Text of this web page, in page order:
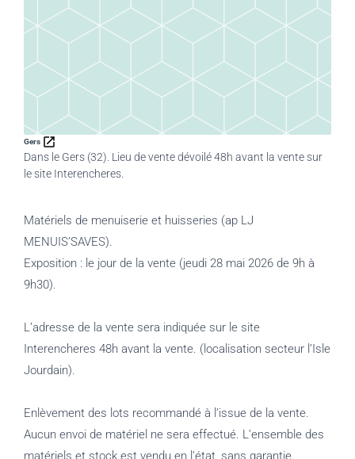
Gers
Dans le Gers (32). Lieu de vente dévoilé 48h avant la vente sur
le site Interencheres.
Matériels de menuiserie et huisseries (ap LJ
MENUIS’SAVES).
Exposition : le jour de la vente (jeudi 28 mai 2026 de 9h à
9h30).
L’adresse de la vente sera indiquée sur le site
Interencheres 48h avant la vente. (localisation secteur l’Isle
Jourdain).
Enlèvement des lots recommandé à l’issue de la vente.
Aucun envoi de matériel ne sera effectué. L’ensemble des
matériels et stock est vendu en l’état, sans garantie.